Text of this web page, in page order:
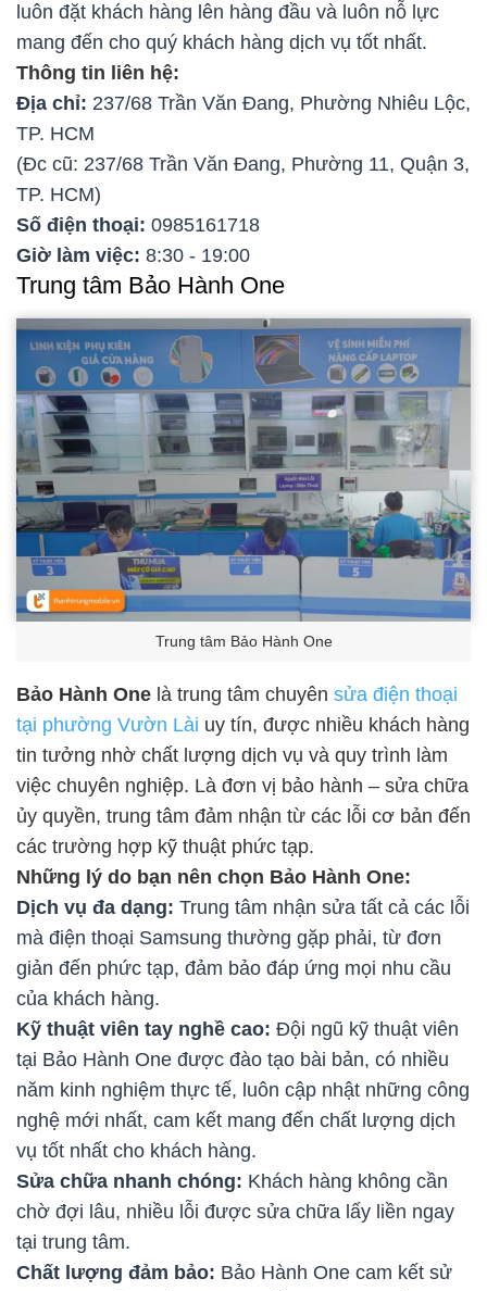
luôn đặt khách hàng lên hàng đầu và luôn nỗ lực
mang đến cho quý khách hàng dịch vụ tốt nhất.
Thông tin liên hệ:
Địa chỉ: 237/68 Trần Văn Đang, Phường Nhiêu Lộc,
TP. HCM
(Đc cũ: 237/68 Trần Văn Đang, Phường 11, Quận 3,
TP. HCM)
Số điện thoại: 0985161718
Giờ làm việc: 8:30 - 19:00
Trung tâm Bảo Hành One
Trung tâm Bảo Hành One
Bảo Hành One là trung tâm chuyên sửa điện thoại
tại phường Vườn Lài uy tín, được nhiều khách hàng
tin tưởng nhờ chất lượng dịch vụ và quy trình làm
việc chuyên nghiệp. Là đơn vị bảo hành – sửa chữa
ủy quyền, trung tâm đảm nhận từ các lỗi cơ bản đến
các trường hợp kỹ thuật phức tạp.
Những lý do bạn nên chọn Bảo Hành One:
Dịch vụ đa dạng: Trung tâm nhận sửa tất cả các lỗi
mà điện thoại Samsung thường gặp phải, từ đơn
giản đến phức tạp, đảm bảo đáp ứng mọi nhu cầu
của khách hàng.
Kỹ thuật viên tay nghề cao: Đội ngũ kỹ thuật viên
tại Bảo Hành One được đào tạo bài bản, có nhiều
năm kinh nghiệm thực tế, luôn cập nhật những công
nghệ mới nhất, cam kết mang đến chất lượng dịch
vụ tốt nhất cho khách hàng.
Sửa chữa nhanh chóng: Khách hàng không cần
chờ đợi lâu, nhiều lỗi được sửa chữa lấy liền ngay
tại trung tâm.
Chất lượng đảm bảo: Bảo Hành One cam kết sử